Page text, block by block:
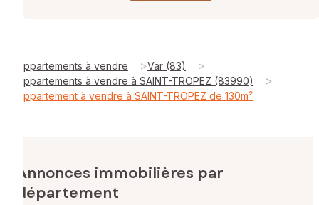
Appartements à vendre >Var (83) >
Appartements à vendre à SAINT-TROPEZ (83990) >
Appartement à vendre à SAINT-TROPEZ de 130m²
Annonces immobilières par
département